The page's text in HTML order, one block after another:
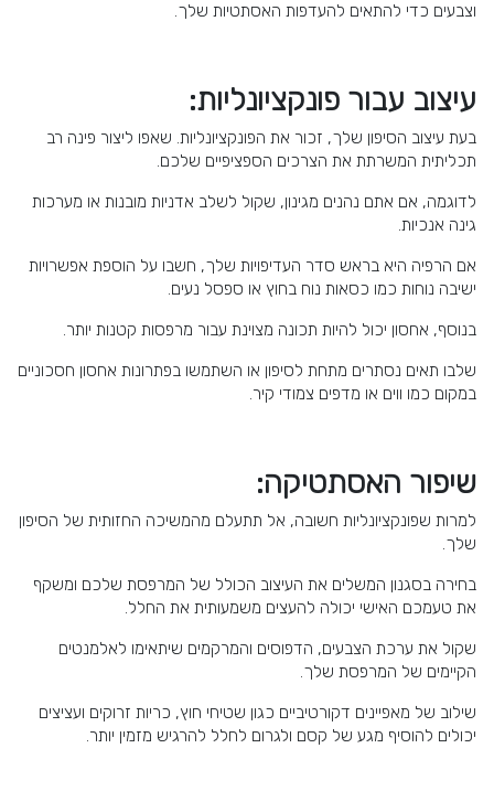
וצבעים כדי להתאים להעדפות האסתטיות שלך.
עיצוב עבור פונקציונליות:
בעת עיצוב הסיפון שלך, זכור את הפונקציונליות. שאפו ליצור פינה רב
תכליתית המשרתת את הצרכים הספציפיים שלכם.
לדוגמה, אם אתם נהנים מגינון, שקול לשלב אדניות מובנות או מערכות
גינה אנכיות.
אם הרפיה היא בראש סדר העדיפויות שלך, חשבו על הוספת אפשרויות
ישיבה נוחות כמו כסאות נוח בחוץ או ספסל נעים.
בנוסף, אחסון יכול להיות תכונה מצוינת עבור מרפסות קטנות יותר.
שלבו תאים נסתרים מתחת לסיפון או השתמשו בפתרונות אחסון חסכוניים
במקום כמו ווים או מדפים צמודי קיר.
שיפור האסתטיקה:
למרות שפונקציונליות חשובה, אל תתעלם מהמשיכה החזותית של הסיפון
שלך.
בחירה בסגנון המשלים את העיצוב הכולל של המרפסת שלכם ומשקף
את טעמכם האישי יכולה להעצים משמעותית את החלל.
שקול את ערכת הצבעים, הדפוסים והמרקמים שיתאימו לאלמנטים
הקיימים של המרפסת שלך.
שילוב של מאפיינים דקורטיביים כגון שטיחי חוץ, כריות זרוקים ועציצים
יכולים להוסיף מגע של קסם ולגרום לחלל להרגיש מזמין יותר.